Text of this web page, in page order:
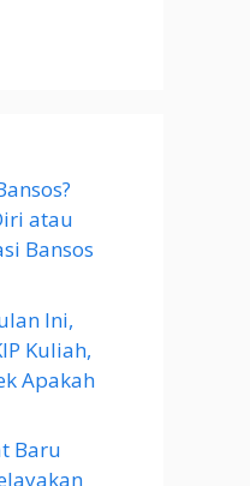
atau
Bansos
Ini,
Kuliah,
Apakah
Baru